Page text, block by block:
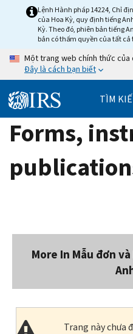
Lệnh Hành pháp 14224, Chỉ
của Hoa Kỳ, quy định tiếng
Kỳ. Theo đó, phiên bản tiếng
bản có thẩm quyền của tất
Một trang web chính thức của
Đây là cách bạn biết
TÌM
Forms,
More In Mẫu đơn
Trang này chưa